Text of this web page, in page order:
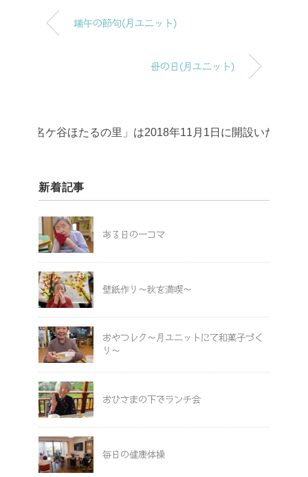
端午の節句(月ユニット)
母の日(月ユニット)
ケ谷ほたるの里」は2018年11月1日に開設いたしました
新着記事
ある日の一コマ
壁紙作り～秋を満喫～
おやつレク～月ユニットにて和菓子づく
り～
おひさまの下でランチ会
毎日の健康体操